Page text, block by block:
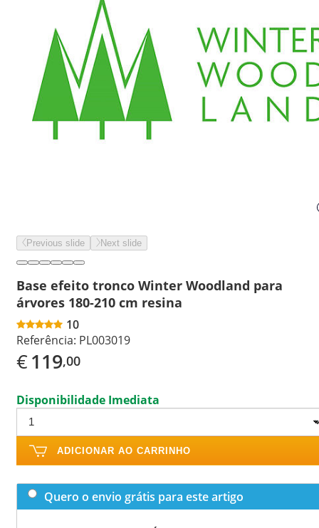
Previous slide Next slide
Base efeito tronco Winter Woodland para
árvores 180-210 cm resina
10
Referência: PL003019
€119,00
Disponibilidade Imediata
ADICIONAR AO CARRINHO
Quero o envio grátis para este artigo